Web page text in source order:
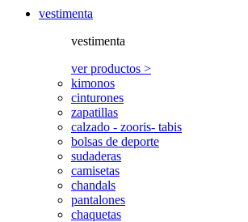
vestimenta
vestimenta
ver productos >
kimonos
cinturones
zapatillas
calzado - zooris- tabis
bolsas de deporte
sudaderas
camisetas
chandals
pantalones
chaquetas